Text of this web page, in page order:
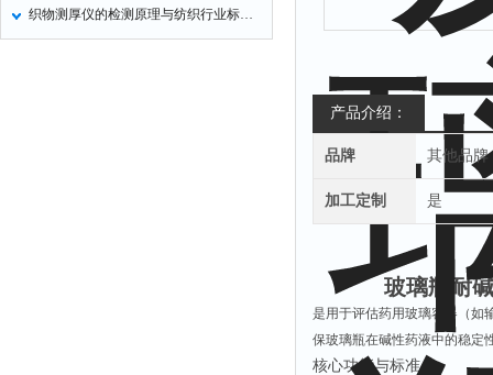
织物测厚仪的检测原理与纺织行业标准化应用
产品介绍：
品牌 其他品牌
加工定制 是
玻璃瓶耐
是用于评估药用玻璃容器（如
保玻璃瓶在碱性药液中的稳定
核心功能与标准